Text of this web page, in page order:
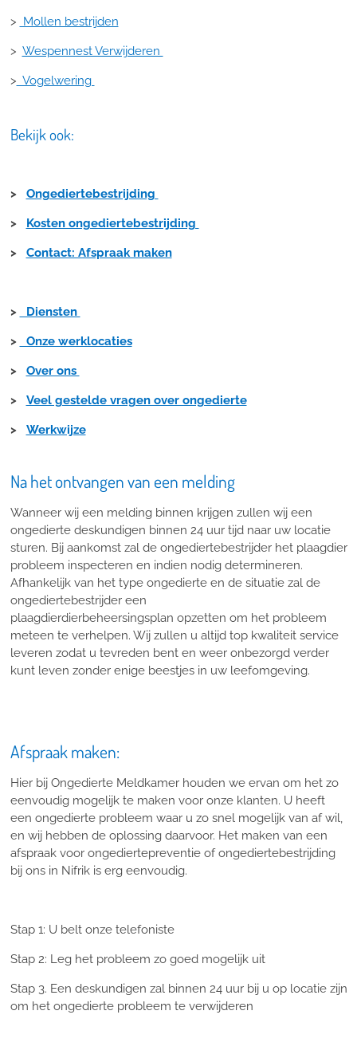
> Mollen bestrijden
> Wespennest Verwijderen
> Vogelwering
Bekijk ook:
> Ongediertebestrijding
> Kosten ongediertebestrijding
> Contact: Afspraak maken
> Diensten
> Onze werklocaties
> Over ons
> Veel gestelde vragen over ongedierte
> Werkwijze
Na het ontvangen van een melding
Wanneer wij een melding binnen krijgen zullen wij een
ongedierte deskundigen binnen 24 uur tijd naar uw locatie
sturen. Bij aankomst zal de ongediertebestrijder het plaagdier
probleem inspecteren en indien nodig determineren.
Afhankelijk van het type ongedierte en de situatie zal de
ongediertebestrijder een
plaagdierdierbeheersingsplan opzetten om het probleem
meteen te verhelpen. Wij zullen u altijd top kwaliteit service
leveren zodat u tevreden bent en weer onbezorgd verder
kunt leven zonder enige beestjes in uw leefomgeving.
Afspraak maken:
Hier bij Ongedierte Meldkamer houden we ervan om het zo
eenvoudig mogelijk te maken voor onze klanten. U heeft
een ongedierte probleem waar u zo snel mogelijk van af wil,
en wij hebben de oplossing daarvoor. Het maken van een
afspraak voor ongediertepreventie of ongediertebestrijding
bij ons in Nifrik is erg eenvoudig.
Stap 1: U belt onze telefoniste
Stap 2: Leg het probleem zo goed mogelijk uit
Stap 3. Een deskundigen zal binnen 24 uur bij u op locatie zijn
om het ongedierte probleem te verwijderen